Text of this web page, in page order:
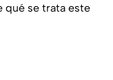
qué se trata este